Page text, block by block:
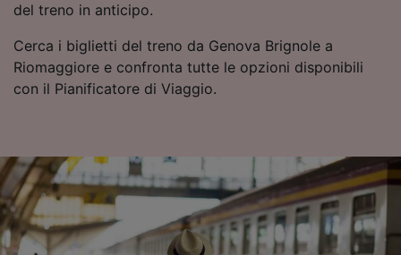
del treno in anticipo.
Cerca i biglietti del treno da Genova Brignole a
Riomaggiore e confronta tutte le opzioni disponibili
con il Pianificatore di Viaggio.